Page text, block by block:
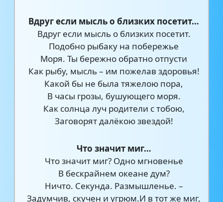
Вдруг если мысль о близких посетит…
Вдруг если мысль о близких посетит.
Подобно рыбаку на побережье
Моря. Ты бережно обратно отпусти
Как рыбу, мысль – им пожелав здоровья!
Какой бы не была тяжелою пора,
В часы грозы, бушующего моря.
Как солнца луч родители с тобою,
Заговорят далёкою звездой!
Что значит миг…
Что значит миг? Одно мгновенье
В бескрайнем океане дум?
Ничто. Секунда. Размышленье. –
Задумчив, скучен и угрюм.И в тот же миг,